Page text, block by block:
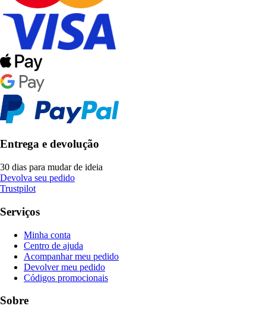
Entrega e devolução
30 dias para mudar de ideia
Devolva seu pedido
Trustpilot
Serviços
Minha conta
Centro de ajuda
Acompanhar meu pedido
Devolver meu pedido
Códigos promocionais
Sobre